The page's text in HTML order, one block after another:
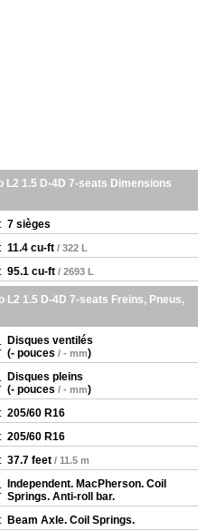
L2 1.5 D-4D 7-seats Dimensions
7 sièges
11.4 cu-ft / 322 L
95.1 cu-ft / 2693 L
L2 1.5 D-4D 7-seats Freins, Pneus,
Disques ventilés
(- pouces / - mm)
Disques pleins
(- pouces / - mm)
205/60 R16
205/60 R16
37.7 feet / 11.5 m
Independent. MacPherson. Coil
Springs. Anti-roll bar.
Beam Axle. Coil Springs.